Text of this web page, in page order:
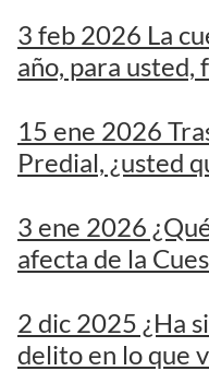
3 feb 2026 La
año, para usted,
15 ene 2026
Predial, ¿usted
3 ene 2026
afecta de la
2 dic 2025 ¿Ha
delito en lo que